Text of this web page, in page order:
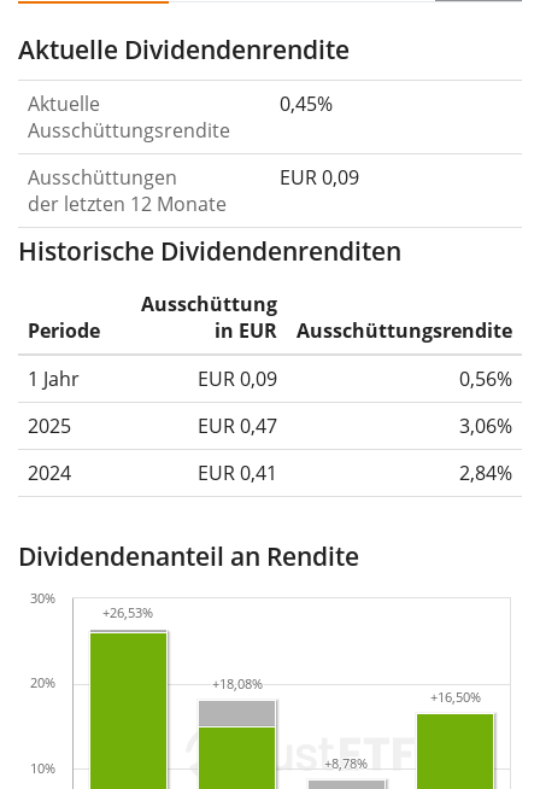
Aktuelle Dividendenrendite
Aktuelle
Ausschüttungsrendite
0,45%
Ausschüttungen
der letzten 12 Monate
EUR 0,09
Historische Dividendenrenditen
Periode
Ausschüttung
in EUR
Ausschüttungsrendite
1 Jahr
EUR 0,09
0,56%
2025
EUR 0,47
3,06%
2024
EUR 0,41 2,84%
Dividendenanteil an Rendite
+26,53%
+26,53%
+18,08%
+18,08%
+8,78%
+8,78%
+16,50%
+16,50%
10%
20%
30%